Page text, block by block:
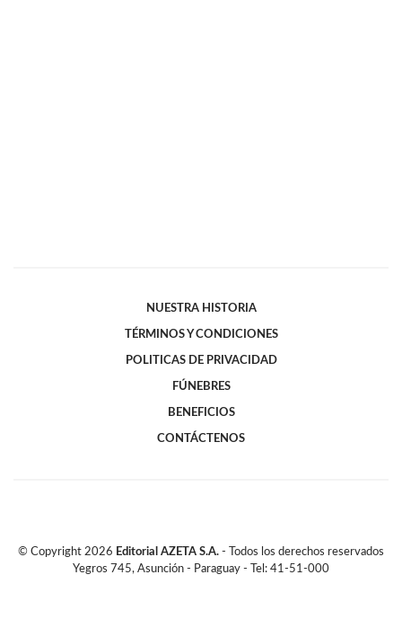
NUESTRA HISTORIA
TÉRMINOS Y CONDICIONES
POLITICAS DE PRIVACIDAD
FÚNEBRES
BENEFICIOS
CONTÁCTENOS
© Copyright 2026 Editorial AZETA S.A. - Todos los derechos reservados
Yegros 745, Asunción - Paraguay - Tel: 41-51-000